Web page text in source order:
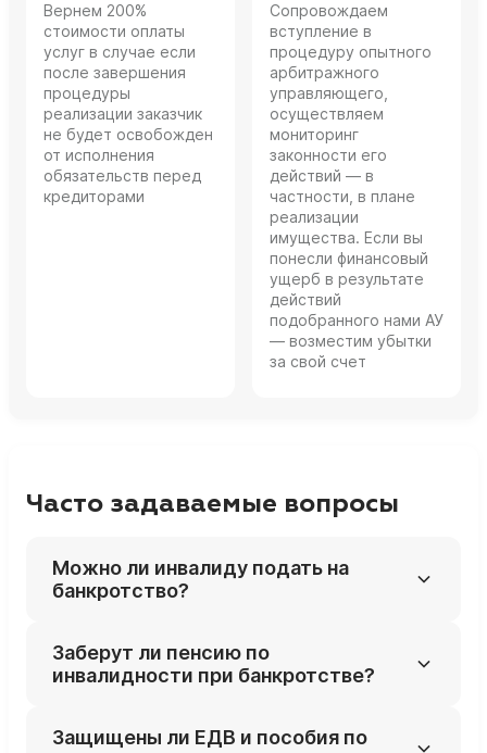
Вернем 200%
стоимости оплаты
услуг в случае если
после завершения
процедуры
реализации заказчик
не будет освобожден
от исполнения
обязательств перед
кредиторами
Сопровождаем
вступление в
процедуру опытного
арбитражного
управляющего,
осуществляем
мониторинг
законности его
действий — в
частности, в плане
реализации
имущества. Если вы
понесли финансовый
ущерб в результате
действий
подобранного нами АУ
— возместим убытки
за свой счет
Часто задаваемые вопросы
Можно ли инвалиду подать на
банкротство?
банкротство, что и любой гражданин;
специальных запретов или ограничений нет.
Заберут ли пенсию по
инвалидности при банкротстве?
менее прожиточного минимума, а при
Защищены ли ЕДВ и пособия по